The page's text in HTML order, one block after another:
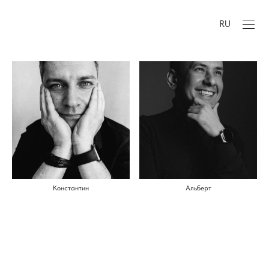
RU
Константин Альберт